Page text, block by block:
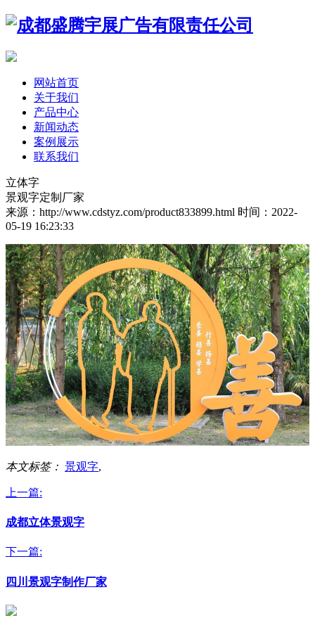
网站首页
关于我们
产品中心
新闻动态
案例展示
联系我们
立体字
景观字定制厂家
来源：http://www.cdstyz.com/product833899.html 时间：2022-
05-19 16:23:33
本文标签： 景观字,
上一篇:
成都立体景观字
下一篇:
四川景观字制作厂家